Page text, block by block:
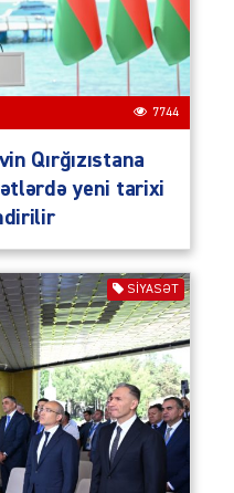
7744
Qırğızıstana
yeni tarixi
SIYASƏT